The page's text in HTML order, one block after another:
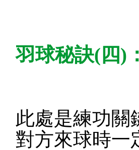
羽球秘訣(四)
此處是練功關
對方來球時一